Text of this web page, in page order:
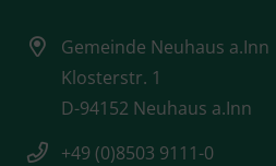
Gemeinde Neuhaus a.Inn
Klosterstr. 1
D-94152 Neuhaus a.Inn
+49 (0)8503 9111-0